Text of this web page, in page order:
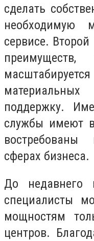
сделать
необходимую
сервисе.
поддержку.
службы имеют
сферах бизнеса.
До недавнего
специалисты
мощностям
центров.